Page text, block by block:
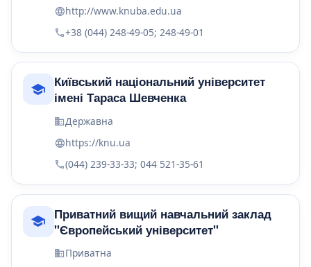
http://www.knuba.edu.ua
+38 (044) 248-49-05; 248-49-01
Київський національний університет
імені Тараса Шевченка
Державна
https://knu.ua
(044) 239-33-33; 044 521-35-61
Приватний вищий навчальний заклад
"Європейський університет"
Приватна